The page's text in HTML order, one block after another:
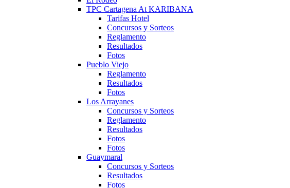
TPC Cartagena At KARIBANA
Tarifas Hotel
Concursos y Sorteos
Reglamento
Resultados
Fotos
Pueblo Viejo
Reglamento
Resultados
Fotos
Los Arrayanes
Concursos y Sorteos
Reglamento
Resultados
Fotos
Fotos
Guaymaral
Concursos y Sorteos
Resultados
Fotos